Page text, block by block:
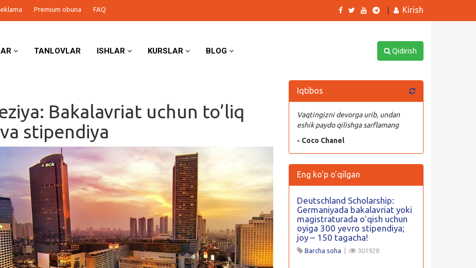
Premium obuna FAQ Kirish
TANLOVLAR ISHLAR KURSLAR BLOG Qidirish
Bakalavriat uchun to’liq
stipendiya
Iqtibos
Vaqtingizni devorga urib, undan
eshik paydo qilishga sarflamang
- Coco Chanel
Eng ko'p o'qilgan
Deutschland Scholarship:
Germaniyada bakalavriat yoki
magistraturada oʻqish uchun
oyiga 300 yevro stipendiya;
joy – 150 tagacha!
Barcha soha 301928